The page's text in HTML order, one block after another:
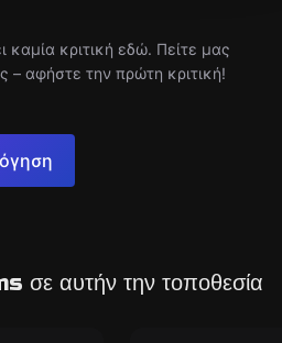
καμία κριτική εδώ. Πείτε μας
– αφήστε την πρώτη κριτική!
αυτήν την τοποθεσία